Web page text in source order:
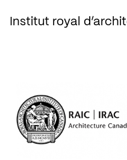
Institut royal